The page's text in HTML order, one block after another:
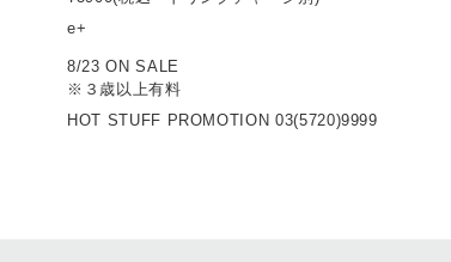
e+
8/23 ON SALE
※３歳以上有料
HOT STUFF PROMOTION 03(5720)9999